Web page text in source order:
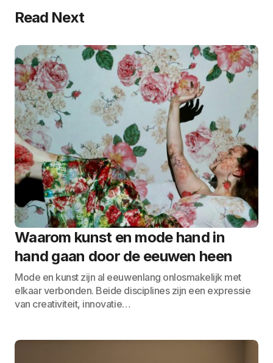
Read Next
Waarom kunst en mode hand in
hand gaan door de eeuwen heen
Mode en kunst zijn al eeuwenlang onlosmakelijk met
elkaar verbonden. Beide disciplines zijn een expressie
van creativiteit, innovatie…